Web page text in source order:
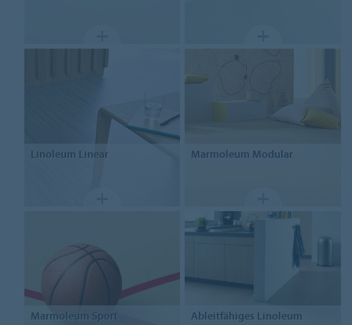
Linoleum Linear Marmoleum Modular
Marmoleum Sport Ableitfähiges Linoleum